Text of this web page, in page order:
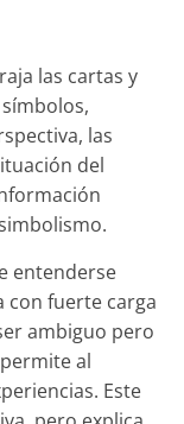
las cartas y
las
del
entenderse
con fuerte carga
ambiguo pero
al
Este